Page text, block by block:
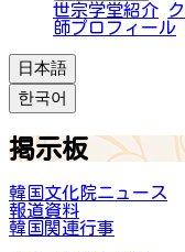
世宗学堂紹介
師プロフィール
日本語
한국어
掲示板
韓国文化院ニュース
報道資料
韓国関連行事